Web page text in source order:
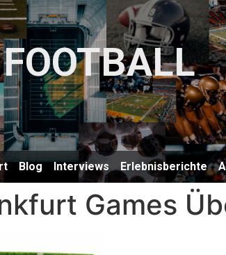
Blog Interviews Erlebnisberichte
Games